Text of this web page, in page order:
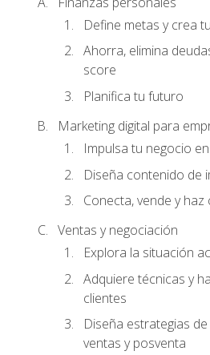
Define metas y crea
Ahorra, elimina
score
Planifica tu futuro
Marketing digital para
Impulsa tu negocio
Diseña contenido de
Conecta, vende y
Ventas y negociación
Explora la situación
Adquiere técnicas y
clientes
Diseña estrategias
ventas y posventa